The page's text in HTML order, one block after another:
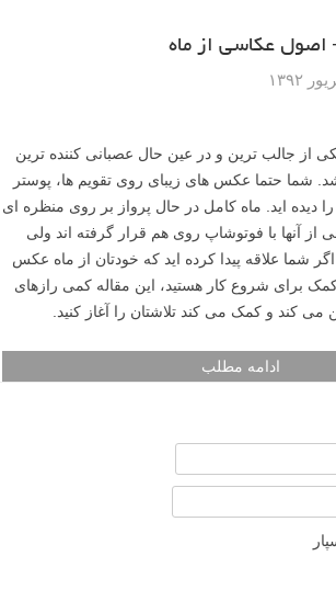
عکاسی از ماه
از جالب ترین و در عین حال عصبانی کننده ترین
دیده اید. ماه کامل در حال پرواز بر روی منظره ای
از آنها با فوتوشاپ روی هم قرار گرفته اند ولی